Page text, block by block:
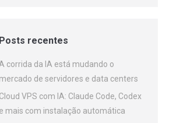
Posts recentes
corrida da IA está mudando o
mercado de servidores e data centers
Cloud VPS com IA: Claude Code, Codex
e mais com instalação automática